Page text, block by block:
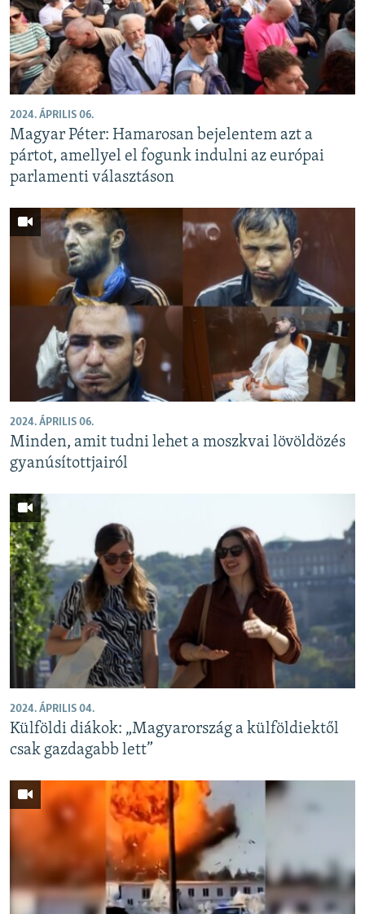
EURÓPAI UNIÓ
VILÁG
KLÍMAVÁLTOZÁS
KÖVESSEN MINKET!
Valamennyi RFE/RL weboldal
2024. ÁPRILIS 06.
Magyar Péter: Hamarosan bejelentem azt a
pártot, amellyel el fogunk indulni az európai
parlamenti választáson
2024. ÁPRILIS 06.
Minden, amit tudni lehet a moszkvai lövöldözés
gyanúsítottjairól
2024. ÁPRILIS 04.
Külföldi diákok: „Magyarország a külföldiektől
csak gazdagabb lett”